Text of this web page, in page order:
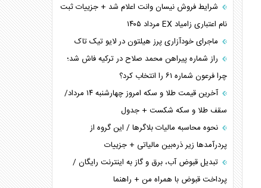
شرایط فروش نیسان وانت اعلام شد + جزییات ثبت
نام اعتباری زامیاد EX مرداد ۱۴۰۵
ماجرای خودآزاری پرز هیلتون در لایو تیک تاک
راز شماره پیراهن محمد صلاح در ترکیه فاش شد؛
چرا فرعون شماره ۶۱ را انتخاب کرد؟
آخرین قیمت طلا و سکه امروز چهارشنبه ۱۴ مرداد/
سقف طلا و سکه شکست + جدول
نحوه محاسبه مالیات بلاگر‌ها / این گروه از
پردرآمد‌ها زیر ذره‌بین مالیاتی + جزییات
تبدیل قبوض آب، برق و گاز به اینترنت رایگان /
پرداخت قبوض با همراه من + راهنما